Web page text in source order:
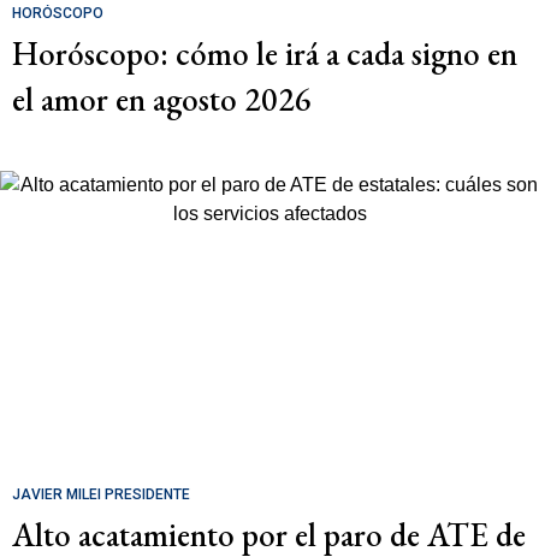
HORÓSCOPO
Horóscopo: cómo le irá a cada signo en
el amor en agosto 2026
JAVIER MILEI PRESIDENTE
Alto acatamiento por el paro de ATE de